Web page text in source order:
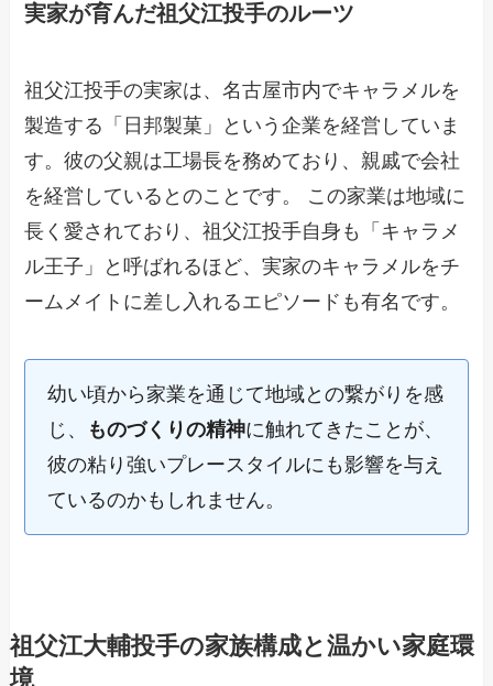
実家が育んだ祖父江投手のルーツ
祖父江投手の実家は、名古屋市内でキャラメルを
製造する「日邦製菓」という企業を経営していま
す。彼の父親は工場長を務めており、親戚で会社
を経営しているとのことです。 この家業は地域に
長く愛されており、祖父江投手自身も「キャラメ
ル王子」と呼ばれるほど、実家のキャラメルをチ
ームメイトに差し入れるエピソードも有名です。
幼い頃から家業を通じて地域との繋がりを感
じ、
ものづくりの精神に触れてきたことが、
彼の粘り強いプレースタイルにも影響を与え
ているのかもしれません。
祖父江大輔投手の家族構成と温かい家庭環
境